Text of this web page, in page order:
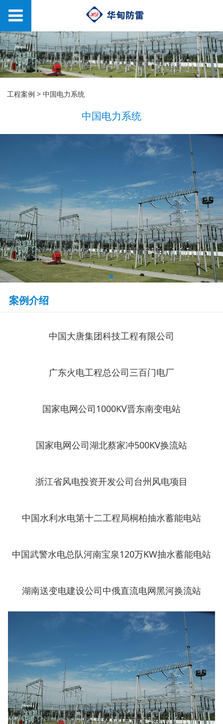
中国电力系统
工程案例 >中国电力系统
中国电力系统
案例介绍
中国大唐集团科技工程有限公司
广东火电工程总公司三百门电厂
国家电网公司1000KV晋东南变电站
国家电网公司湖北蔡家冲500KV换流站
浙江省风电投资开发公司台州风电项目
中国水利水电第十二工程局桐柏抽水蓄能电站
中国武警水电总队河南宝泉120万KW抽水蓄能电站
湖南送变电建设公司中俄直流电网黑河换流站